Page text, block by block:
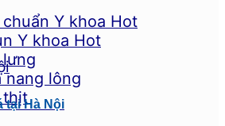
Y khoa
Y khoa
lông
thịt
tại Hà Nội